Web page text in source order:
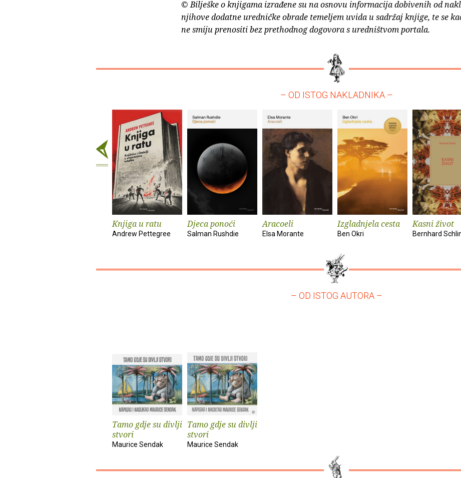
© Bilješke o knjigama izrađene su na osnovu informacija dobivenih od
njihove dodatne uredničke obrade temeljem uvida u sadržaj knjige, te se
ne smiju prenositi bez prethodnog dogovora s uredništvom portala.
– OD ISTOG NAKLADNIKA –
Knjiga u ratu
Andrew Pettegree
Djeca ponoći
Salman Rushdie
Aracoeli
Elsa Morante
Izgladnjela cesta
Ben Okri
Kasni život
Bernhard
– OD ISTOG AUTORA –
Tamo gdje su divlji
stvori
Maurice Sendak
Tamo gdje su divlji
stvori
Maurice Sendak